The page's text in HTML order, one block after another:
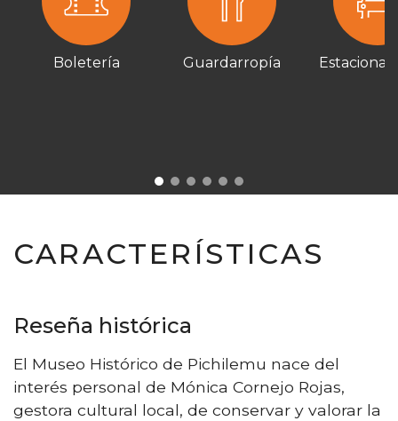
Boletería Guardarropía
CARACTERÍSTICAS
Reseña histórica
El Museo Histórico de Pichilemu nace del
interés personal de Mónica Cornejo Rojas,
gestora cultural local, de conservar y valorar la